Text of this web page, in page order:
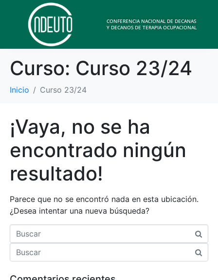
CONFERENCIA NACIONAL DE DECANAS
Y DECANOS DE TERAPIA OCUPACIONAL
Curso: Curso 23/24
Inicio Curso 23/24
¡Vaya, no se ha
encontrado ningún
resultado!
Parece que no se encontró nada en esta ubicación.
¿Desea intentar una nueva búsqueda?